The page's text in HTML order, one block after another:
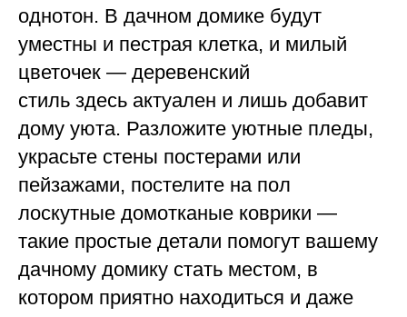
однотон. В дачном домике будут
уместны и пестрая клетка, и милый
цветочек — деревенский
стиль здесь актуален и лишь добавит
дому уюта. Разложите уютные пледы,
украсьте стены постерами или
пейзажами, постелите на пол
лоскутные домотканые коврики —
такие простые детали помогут вашему
дачному домику стать местом, в
котором приятно находиться и даже